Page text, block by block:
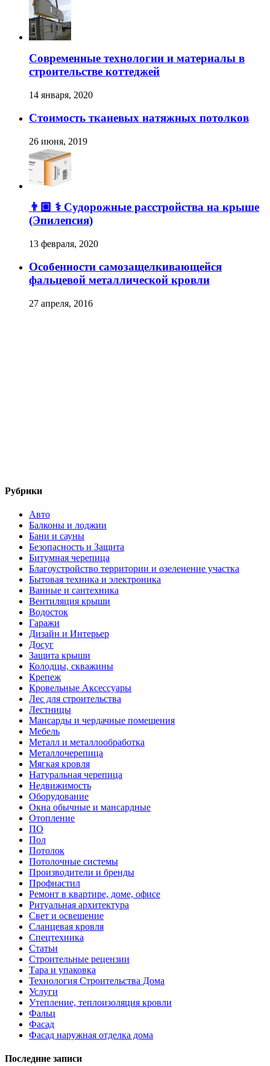
Современные технологии и материалы в
строительстве коттеджей
14 января, 2020
Стоимость тканевых натяжных потолков
26 июня, 2019
👨🏼‍ ⚕️ Судорожные расстройства на крыше
(Эпилепсия)
13 февраля, 2020
Особенности самозащелкивающейся
фальцевой металлической кровли
27 апреля, 2016
Рубрики
Авто
Балконы и лоджии
Бани и сауны
Безопасность и Защита
Битумная черепица
Благоустройство территории и озеленение участка
Бытовая техника и электроника
Ванные и сантехника
Вентиляция крыши
Водосток
Гаражи
Дизайн и Интерьер
Досуг
Защита крыши
Колодцы, скважины
Крепеж
Кровельные Аксессуары
Лес для строительства
Лестницы
Мансарды и чердачные помещения
Мебель
Металл и металлообработка
Металлочерепица
Мягкая кровля
Натуральная черепица
Недвижимость
Оборудование
Окна обычные и мансардные
Отопление
ПО
Пол
Потолок
Потолочные системы
Производители и бренды
Профнастил
Ремонт в квартире, доме, офисе
Ритуальная архитектура
Свет и освещение
Сланцевая кровля
Спецтехника
Статьи
Строительные рецензии
Тара и упаковка
Технология Строительства Дома
Услуги
Утепление, теплоизоляция кровли
Фальц
Фасад
Фасад наружная отделка дома
Последние записи